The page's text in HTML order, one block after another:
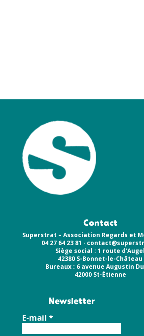
Contact
Superstrat – Association Regards et
04 27 64 23 81 ·
Siège social : 1 route d’Augel
42380 S-Bonnet-le-Château
Bureaux : 6 avenue Augustin
42000 St-Étienne
Newsletter
E-mail *